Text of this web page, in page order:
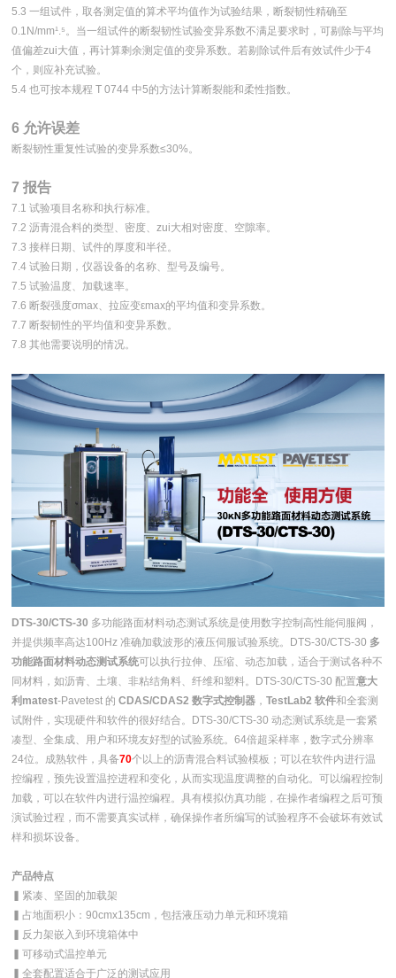
5.3 一组试件，取各测定值的算术平均值作为试验结果，断裂韧性精确至
0.1N/mm¹.⁵。当一组试件的断裂韧性试验变异系数不满足要求时，可剔除与平均
值偏差zui大值，再计算剩余测定值的变异系数。若剔除试件后有效试件少于4
个，则应补充试验。
5.4 也可按本规程 T 0744 中5的方法计算断裂能和柔性指数。
6 允许误差
断裂韧性重复性试验的变异系数≤30%。
7 报告
7.1 试验项目名称和执行标准。
7.2 沥青混合料的类型、密度、zui大相对密度、空隙率。
7.3 接样日期、试件的厚度和半径。
7.4 试验日期，仪器设备的名称、型号及编号。
7.5 试验温度、加载速率。
7.6 断裂强度σmax、拉应变εmax的平均值和变异系数。
7.7 断裂韧性的平均值和变异系数。
7.8 其他需要说明的情况。
DTS-30/CTS-30 多功能路面材料动态测试系统是使用数字控制高性能伺服阀，
并提供频率高达100Hz 准确加载波形的液压伺服试验系统。DTS-30/CTS-30 多
功能路面材料动态测试系统可以执行拉伸、压缩、动态加载，适合于测试各种不
同材料，如沥青、土壤、非粘结角料、纤维和塑料。DTS-30/CTS-30 配置意大
利matest-Pavetest 的CDAS/CDAS2 数字式控制器 ，TestLab2 软件和全套测
试附件，实现硬件和软件的很好结合。DTS-30/CTS-30 动态测试系统是一套紧
凑型、全集成、用户和环境友好型的试验系统。64倍超采样率，数字式分辨率
24位。成熟软件，具备70个以上的沥青混合料试验模板；可以在软件内进行温
控编程，预先设置温控进程和变化，从而实现温度调整的自动化。可以编程控制
加载，可以在软件内进行温控编程。具有模拟仿真功能，在操作者编程之后可预
演试验过程，而不需要真实试样，确保操作者所编写的试验程序不会破坏有效试
样和损坏设备。
产品特点
▍紧凑、坚固的加载架
▍占地面积小：90cmx135cm，包括液压动力单元和环境箱
▍反力架嵌入到环境箱体中
▍可移动式温控单元
▍全套配置适合于广泛的测试应用